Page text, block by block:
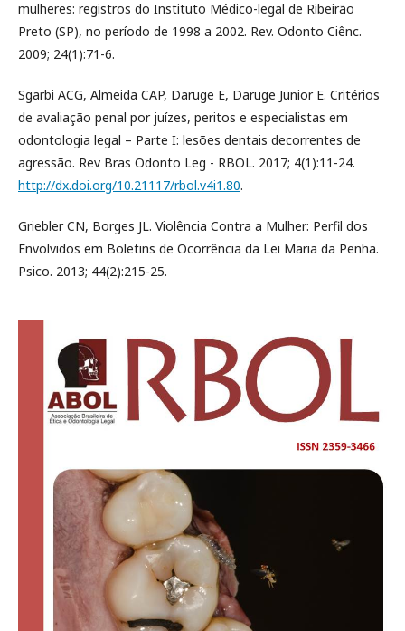
mulheres: registros do Instituto Médico-legal de Ribeirão
Preto (SP), no período de 1998 a 2002. Rev. Odonto Ciênc.
2009; 24(1):71-6.
Sgarbi ACG, Almeida CAP, Daruge E, Daruge Junior E. Critérios
de avaliação penal por juízes, peritos e especialistas em
odontologia legal – Parte I: lesões dentais decorrentes de
agressão. Rev Bras Odonto Leg - RBOL. 2017; 4(1):11-24.
http://dx.doi.org/10.21117/rbol.v4i1.80.
Griebler CN, Borges JL. Violência Contra a Mulher: Perfil dos
Envolvidos em Boletins de Ocorrência da Lei Maria da Penha.
Psico. 2013; 44(2):215-25.